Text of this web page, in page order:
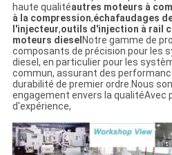
haute qualitéautres moteurs à
à la compression,échafaudages
l'injecteur,outils d'injection à rail
moteurs diesel Notre gamme de
composants de précision pour les
diesel, en particulier pour les
commun, assurant des
durabilité de premier ordre.Nous
engagement envers la qualitéAvec
d'expérience,